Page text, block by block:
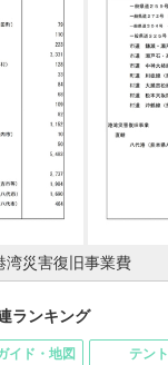
湾災害復旧事業費
ランキング
イド・地図 テント